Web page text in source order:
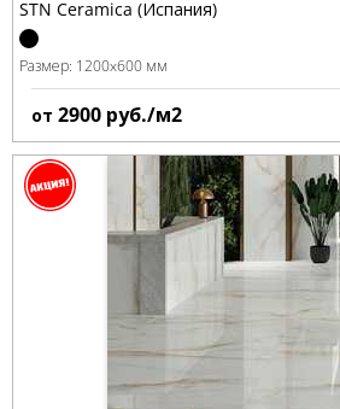
STN Ceramica (Испания)
Размер: 1200x600 мм
от 2900 руб./м2